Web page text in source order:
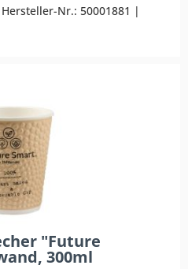
Nr.: 50001881 |
"Future
300ml